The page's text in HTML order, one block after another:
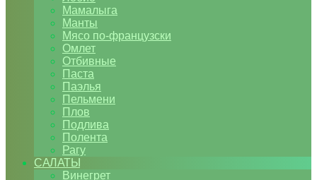
Мамалыга
Манты
Мясо по-французски
Омлет
Отбивные
Паста
Паэлья
Пельмени
Плов
Подлива
Полента
Рагу
САЛАТЫ
Винегрет